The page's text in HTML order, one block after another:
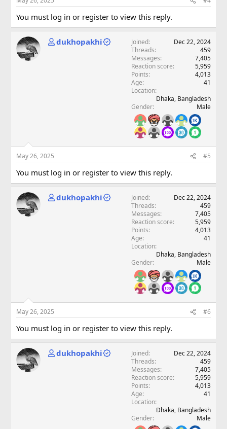
You must log in or register to view this reply.
dukhopakhi Joined
Dec 22, 2024
Threads
459
Messages
7,405
Reaction score
5,959
Points
4,013
Age
41
Location
Dhaka, Bangladesh
Gender
Male
May 26, 2025 #5
You must log in or register to view this reply.
dukhopakhi Joined
Dec 22, 2024
Threads
459
Messages
7,405
Reaction score
5,959
Points
4,013
Age
41
Location
Dhaka, Bangladesh
Gender
Male
May 26, 2025 #6
You must log in or register to view this reply.
dukhopakhi Joined
Dec 22, 2024
Threads
459
Messages
7,405
Reaction score
5,959
Points
4,013
Age
41
Location
Dhaka, Bangladesh
Gender
Male